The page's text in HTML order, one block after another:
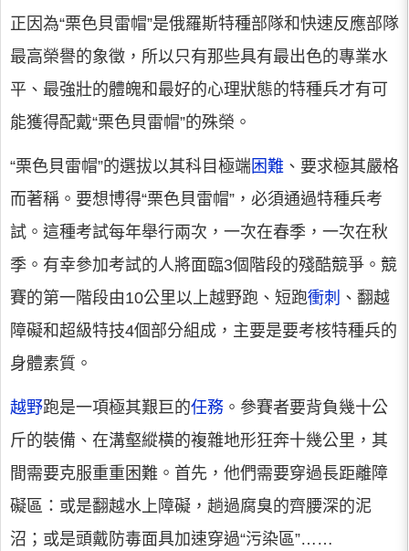
正因為“栗色貝雷帽”是俄羅斯特種部隊和快速反應部隊
最高榮譽的象徵，所以只有那些具有最出色的專業水
平、最強壯的體魄和最好的心理狀態的特種兵才有可
能獲得配戴“栗色貝雷帽”的殊榮。
“栗色貝雷帽”的選拔以其科目極端困難 、要求極其嚴格
而著稱。要想博得“栗色貝雷帽”，必須通過特種兵考
試。這種考試每年舉行兩次，一次在春季，一次在秋
季。有幸參加考試的人將面臨3個階段的殘酷競爭。競
賽的第一階段由10公里以上越野跑、短跑衝刺 、翻越
障礙和超級特技4個部分組成，主要是要考核特種兵的
身體素質。
越野跑是一項極其艱巨的任務 。參賽者要背負幾十公
斤的裝備、在溝壑縱橫的複雜地形狂奔十幾公里，其
間需要克服重重困難。首先，他們需要穿過長距離障
礙區：或是翻越水上障礙，趟過腐臭的齊腰深的泥
沼；或是頭戴防毒面具加速穿過“污染區”……